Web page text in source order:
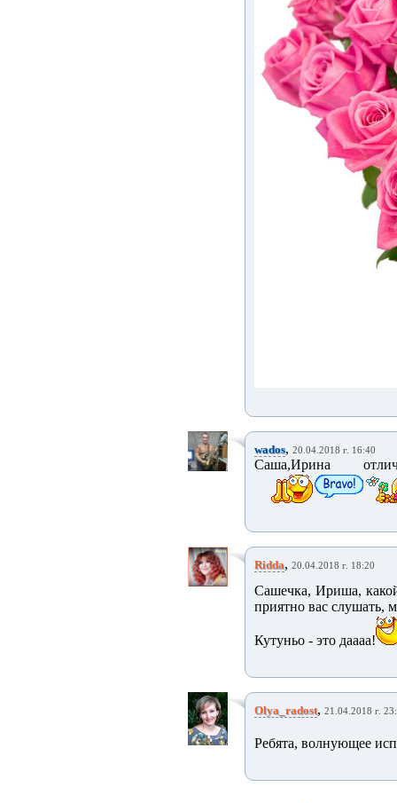
wados, 20.04.2018 г. 16:40
Саша,Ирина
Ridda, 20.04.2018 г. 18:20
Сашечка, Ириша,
приятно вас слушать,
Кутуньо - это даааа!
Olya_radost, 21.04.2018 г.
Ребята, волнующее